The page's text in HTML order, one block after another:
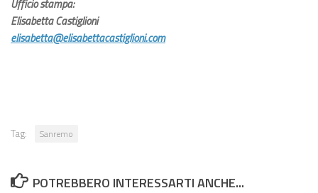
Ufficio stampa:
Elisabetta Castiglioni
elisabetta@elisabettacastiglioni.com
Tag: Sanremo
POTREBBERO INTERESSARTI ANCHE...